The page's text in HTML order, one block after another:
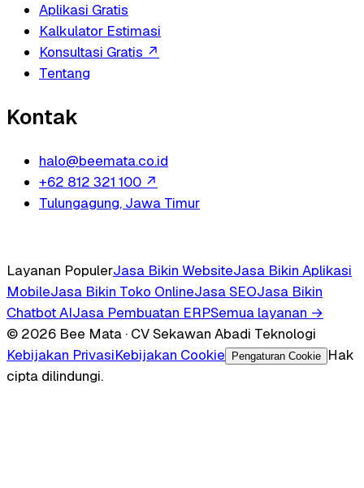
Aplikasi Gratis
Kalkulator Estimasi
Konsultasi Gratis ↗
Tentang
Kontak
halo@beemata.co.id
+62 812 321 100 ↗
Tulungagung, Jawa Timur
Layanan PopulerJasa Bikin WebsiteJasa Bikin Aplikasi
MobileJasa Bikin Toko OnlineJasa SEOJasa Bikin
Chatbot AIJasa Pembuatan ERPSemua layanan →
© 2026 Bee Mata · CV Sekawan Abadi Teknologi
Kebijakan PrivasiKebijakan Cookie Pengaturan Cookie
Hak
cipta dilindungi.